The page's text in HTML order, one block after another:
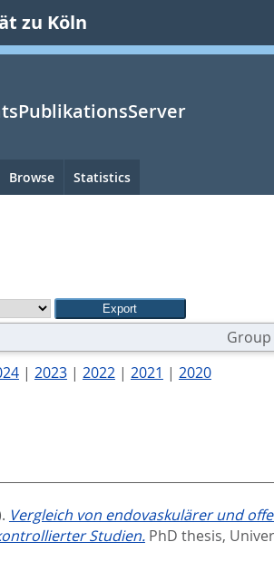
zu Köln
Browse Statistics
Group
| 2023| 2022| 2021 | 2020
Vergleich von endovaskulärer und
Studien. PhD thesis,